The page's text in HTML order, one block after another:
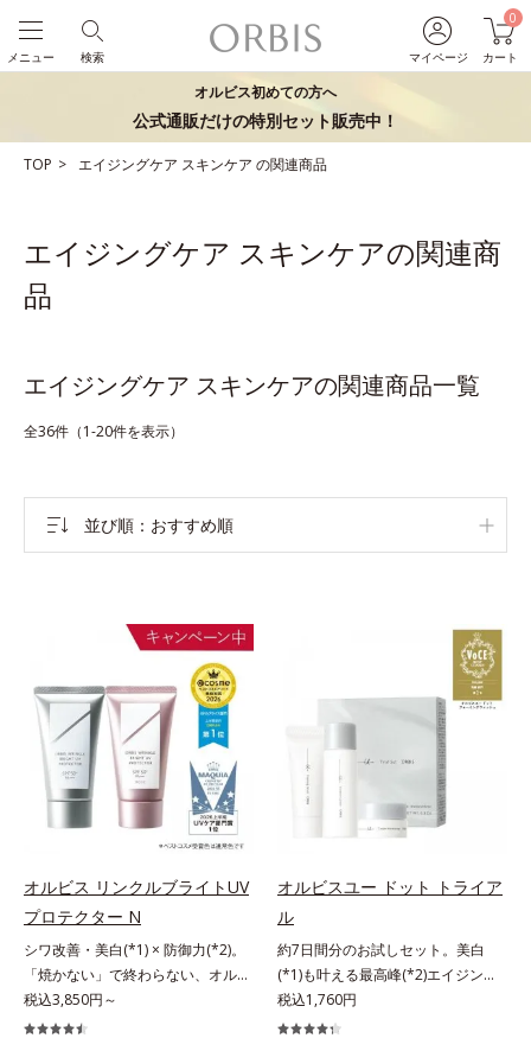
マイページ
0
カート
検索
メニュー
オルビス初めての方へ
公式通販だけの特別セット販売中！
TOP エイジングケア スキンケア の関連商品
エイジングケア スキンケアの関連商
品
エイジングケア スキンケアの関連商品一覧
全36件（1-20件を表示）
並び順 おすすめ順
オルビス リンクルブライトUV
プロテクター N
シワ改善・美白(*1) × 防御力(*2)。
「焼かない」で終わらない、オルビ
ス最高峰(*3)日焼け止め。シワ改
善・美白(*1) × 防御力(*2)「焼かな
税込3,850円～
オルビスユー ドット トライア
ル
約7日間分のお試しセット。美白
(*1)も叶える最高峰(*2)エイジング
ケア(*3)。ハリも透明感(*4)も結果
主義。年齢サイン(*5)の因子に着目
税込1,760円